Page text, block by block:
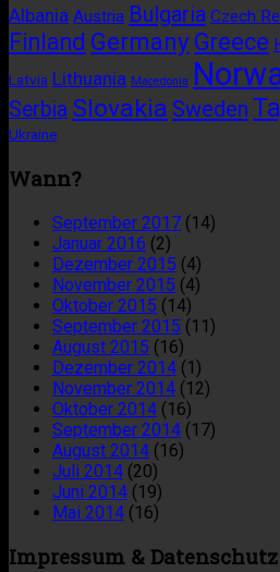
Albania Austria Bulgaria Czech
Finland Germany Greece
Latvia Lithuania Macedonia
Serbia Slovakia Sweden
Ukraine
Wann?
September 2017 (14)
Januar 2016 (2)
Dezember 2015 (4)
November 2015 (4)
Oktober 2015 (14)
September 2015 (11)
August 2015 (16)
Dezember 2014 (1)
November 2014 (12)
Oktober 2014 (16)
September 2014 (17)
August 2014 (16)
Juli 2014 (20)
Juni 2014 (19)
Mai 2014 (16)
Impressum & Datenschutz